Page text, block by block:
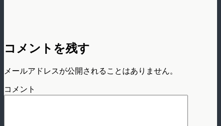
コメントを残す
メールアドレスが公開されることはありません。
コメント